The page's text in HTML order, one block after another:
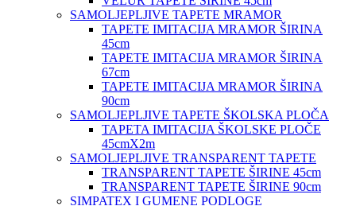
SAMOLJEPLJIVE TAPETE MRAMOR
TAPETE IMITACIJA MRAMOR ŠIRINA
45cm
TAPETE IMITACIJA MRAMOR ŠIRINA
67cm
TAPETE IMITACIJA MRAMOR ŠIRINA
90cm
SAMOLJEPLJIVE TAPETE ŠKOLSKA PLOČA
TAPETA IMITACIJA ŠKOLSKE PLOČE
45cmX2m
SAMOLJEPLJIVE TRANSPARENT TAPETE
TRANSPARENT TAPETE ŠIRINE 45cm
TRANSPARENT TAPETE ŠIRINE 90cm
SIMPATEX I GUMENE PODLOGE